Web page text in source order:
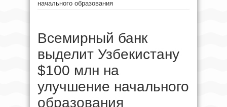
начального образования
Всемирный банк
выделит Узбекистану
$100 млн на
улучшение начального
образования